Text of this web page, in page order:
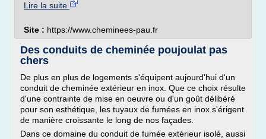
Lire la suite
Site : https://www.cheminees-pau.fr
Des conduits de cheminée poujoulat pas
chers
De plus en plus de logements s'équipent aujourd'hui d'un
conduit de cheminée extérieur en inox. Que ce choix résulte
d'une contrainte de mise en oeuvre ou d'un goût délibéré
pour son esthétique, les tuyaux de fumées en inox s'érigent
de manière croissante le long de nos façades.
Dans ce domaine du conduit de fumée extérieur isolé, aussi